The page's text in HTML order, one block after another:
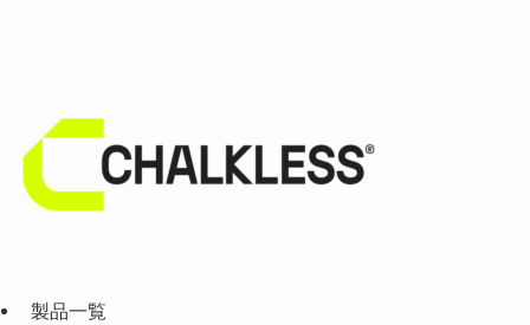
製品一覧